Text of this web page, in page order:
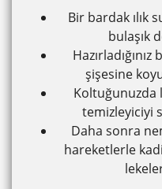
Bir bardak ılık
bulaşık
şişesine
Koltuğunuzda
temizleyiciyi
Daha sonra
hareketlerle